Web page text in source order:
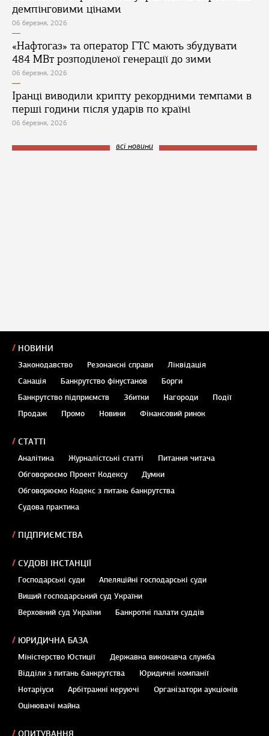
демпінговими цінами
06 березня, 2026
«Нафтогаз» та оператор ГТС мають збудувати
484 МВт розподіленої генерації до зими
06 березня, 2026
Іранці виводили крипту рекордними темпами в
перші години після ударів по країні
06 березня, 2026
всі новини
НОВИНИ
Законодавство Резонансні справи
Ліквідація
Санація
Банкрутство фінустанов
Борги
Банкрутство підприємств
Збитки Нагороди
Події
Продаж
Промо Новини Фінансовий ринок
СТАТТІ
Аналітика Журналістські статті
Питання читача
Обговорюємо Проект Кодексу
Думки
Обговорюємо Кодекс з питань банкрутства
Судова практика
ПІДПРИЄМСТВА
СУДОВІ ІНСТАНЦІЇ
Господарські суди
Апеляційні господарські суди
Вищий господарський суд України
Верховний суд України
Банкротні палати суддів
ЮРИДИЧНА БАЗА
Міністерство Юстиції
Державна виконавча служба
Відділи з питань банкрутства
Юридичні компанії
Нотаріуси
Арбітражні керуючі
Організатори аукціонів
Оцінювачі майна
ОПИТУВАННЯ